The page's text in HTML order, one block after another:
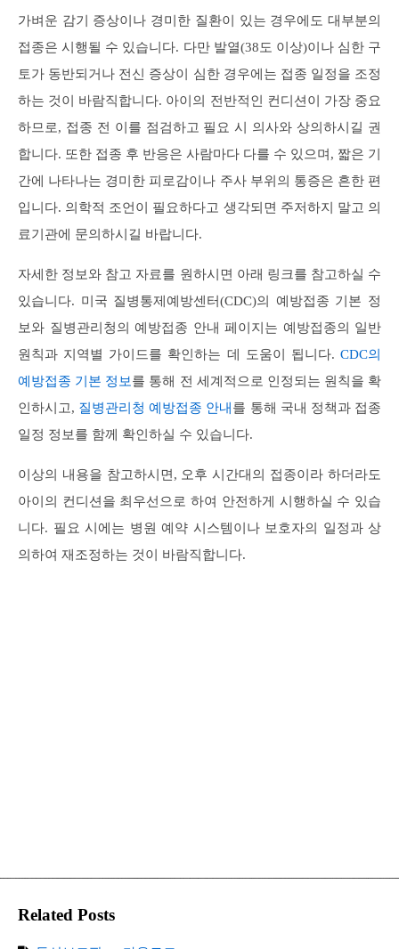
가벼운 감기 증상이나 경미한 질환이 있는 경우에도 대부분의
접종은 시행될 수 있습니다. 다만 발열(38도 이상)이나 심한 구
토가 동반되거나 전신 증상이 심한 경우에는 접종 일정을 조정
하는 것이 바람직합니다. 아이의 전반적인 컨디션이 가장 중요
하므로, 접종 전 이를 점검하고 필요 시 의사와 상의하시길 권
합니다. 또한 접종 후 반응은 사람마다 다를 수 있으며, 짧은 기
간에 나타나는 경미한 피로감이나 주사 부위의 통증은 흔한 편
입니다. 의학적 조언이 필요하다고 생각되면 주저하지 말고 의
료기관에 문의하시길 바랍니다.
자세한 정보와 참고 자료를 원하시면 아래 링크를 참고하실 수
있습니다. 미국 질병통제예방센터(CDC)의 예방접종 기본 정
보와 질병관리청의 예방접종 안내 페이지는 예방접종의 일반
원칙과 지역별 가이드를 확인하는 데 도움이 됩니다. CDC의
예방접종 기본 정보를 통해 전 세계적으로 인정되는 원칙을 확
인하시고, 질병관리청 예방접종 안내 를 통해 국내 정책과 접종
일정 정보를 함께 확인하실 수 있습니다.
이상의 내용을 참고하시면, 오후 시간대의 접종이라 하더라도
아이의 컨디션을 최우선으로 하여 안전하게 시행하실 수 있습
니다. 필요 시에는 병원 예약 시스템이나 보호자의 일정과 상
의하여 재조정하는 것이 바람직합니다.
Related Posts